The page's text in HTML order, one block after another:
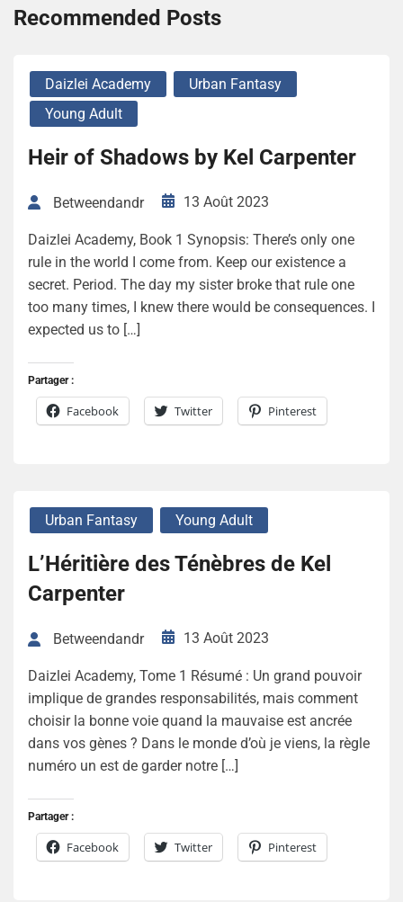
Recommended Posts
Daizlei Academy
Urban Fantasy
Young Adult
Heir of Shadows by Kel Carpenter
Betweendandr 13 Août 2023
Daizlei Academy, Book 1 Synopsis: There’s only one
rule in the world I come from. Keep our existence a
secret. Period. The day my sister broke that rule one
too many times, I knew there would be consequences. I
expected us to […]
Partager :
Facebook Twitter Pinterest
Urban Fantasy Young Adult
L’Héritière des Ténèbres de Kel
Carpenter
Betweendandr 13 Août 2023
Daizlei Academy, Tome 1 Résumé : Un grand pouvoir
implique de grandes responsabilités, mais comment
choisir la bonne voie quand la mauvaise est ancrée
dans vos gènes ? Dans le monde d’où je viens, la règle
numéro un est de garder notre […]
Partager :
Facebook Twitter Pinterest